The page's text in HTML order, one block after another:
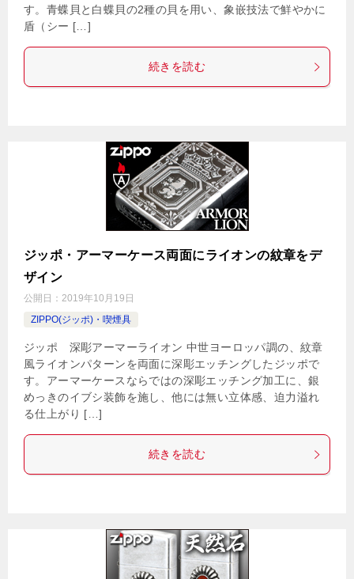
す。青蝶貝と白蝶貝の2種の貝を用い、象嵌技法で鮮やかに
盾（シー […]
続きを読む
ジッポ・アーマーケース両面にライオンの紋章をデ
ザイン
公開日： 2019年10月19日
ZIPPO(ジッポ)・喫煙具
ジッポ 深彫アーマーライオン 中世ヨーロッパ調の、紋章
風ライオンパターンを両面に深彫エッチングしたジッポで
す。アーマーケースならではの深彫エッチング加工に、銀
めっきのイブシ装飾を施し、他には無い立体感、迫力溢れ
る仕上がり […]
続きを読む